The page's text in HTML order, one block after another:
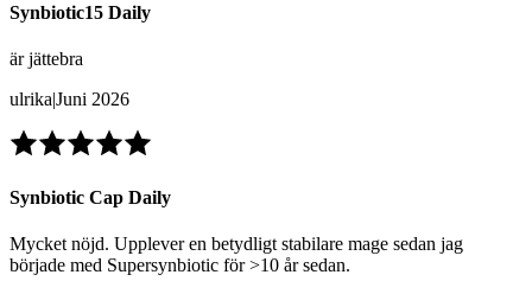
Synbiotic15 Daily
är jättebra
ulrika|Juni 2026
Synbiotic Cap Daily
Mycket nöjd. Upplever en betydligt stabilare mage sedan jag
började med Supersynbiotic för >10 år sedan.